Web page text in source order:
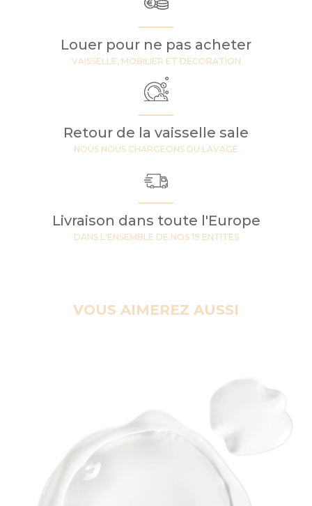
Louer pour ne pas acheter
VAISSELLE, MOBILIER ET DECORATION
Retour de la vaisselle sale
NOUS NOUS CHARGEONS DU LAVAGE
Livraison dans toute l'Europe
DANS L'ENSEMBLE DE NOS 19 ENTITES
VOUS AIMEREZ AUSSI